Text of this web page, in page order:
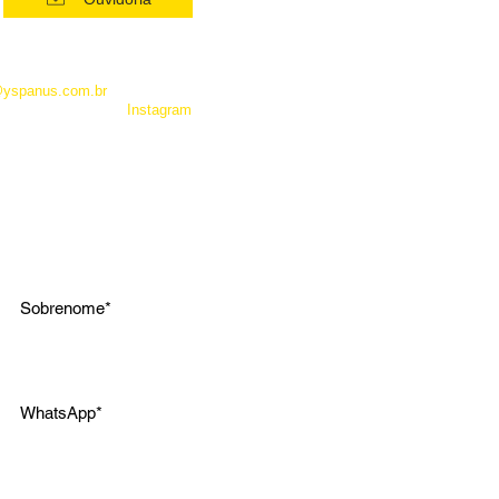
, pela nossa
Instagram